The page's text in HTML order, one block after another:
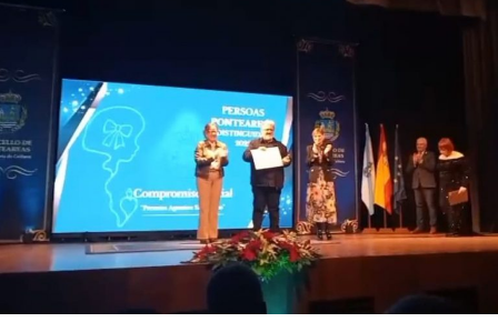
Premio
na
primeira
edición
dos
Premios
Menina
Sarmiento
Concello
Ponteareas